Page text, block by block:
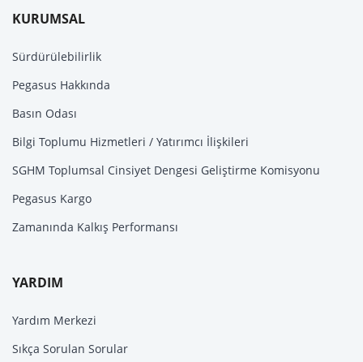
KURUMSAL
Sürdürülebilirlik
Pegasus Hakkında
Basın Odası
Bilgi Toplumu Hizmetleri / Yatırımcı İlişkileri
SGHM Toplumsal Cinsiyet Dengesi Geliştirme Komisyonu
Pegasus Kargo
Zamanında Kalkış Performansı
YARDIM
Yardım Merkezi
Sıkça Sorulan Sorular